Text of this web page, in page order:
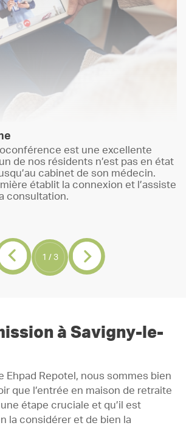
est une excellente
de nos résidents n’est pas en état
cabinet de son médecin.
établit la connexion et l’assiste
consultation.
1 / 3
à Savigny-le-
Ehpad Repotel, nous sommes bien
que l’entrée en maison de retraite
étape cruciale et qu’il est
la considérer et de bien la